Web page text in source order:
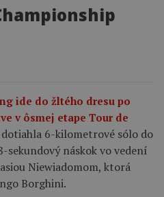
ide do žltého dresu po
v ôsmej etape Tour de
6-kilometrové sólo do
sekundový náskok vo vedení
Niewiadomom, ktorá
Borghini.